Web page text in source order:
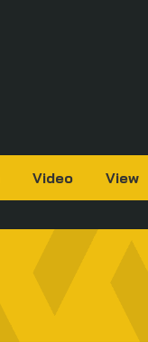
Video View